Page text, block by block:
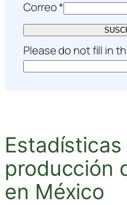
Correo*
Please do not fill in
Estadísticas
producción
en México